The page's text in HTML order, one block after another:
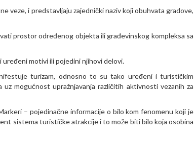
veze, i predstavljaju zajednički naziv koji obuhvata gradove,
prostor određenog objekta ili građevinskog kompleksa sa
motivi ili pojedini njihovi delovi.
turizam, odnosno to su tako uređeni i turističkim
mogućnost upražnjavanja različitih aktivnosti vezanih za
– pojedinačne informacije o bilo kom fenomenu koji je
sistema turističke atrakcije i to može biti bilo koja osobina